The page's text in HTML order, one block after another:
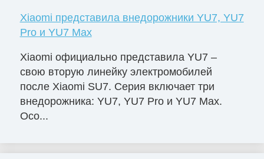
Xiaomi представила внедорожники YU7, YU7
Pro и YU7 Max
Xiaomi официально представила YU7 –
свою вторую линейку электромобилей
после Xiaomi SU7. Серия включает три
внедорожника: YU7, YU7 Pro и YU7 Max.
Осо...